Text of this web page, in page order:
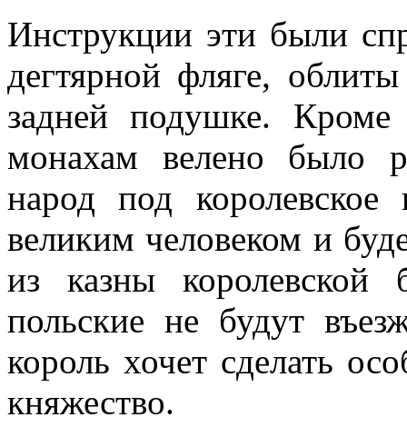
Инструкции эти были
дегтярной фляге,
задней подушке. Кроме
монахам велено было
народ под королевское
великим человеком и
из казны
польские не будут
король хочет сделать
княжество.